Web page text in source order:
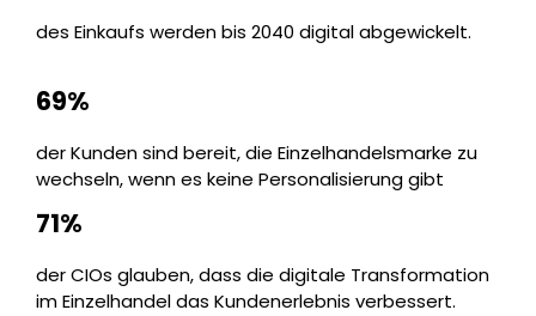
des Einkaufs werden bis 2040 digital abgewickelt.
69%
der Kunden sind bereit, die Einzelhandelsmarke zu
wechseln, wenn es keine Personalisierung gibt
71%
der CIOs glauben, dass die digitale Transformation
im Einzelhandel das Kundenerlebnis verbessert.